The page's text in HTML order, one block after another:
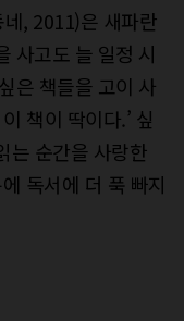
, 2011)은 새파란
사고도 늘 일정 시
은 책들을 고이 사
책이 딱이다.’ 싶
는 순간을 사랑한
독서에 더 푹 빠지